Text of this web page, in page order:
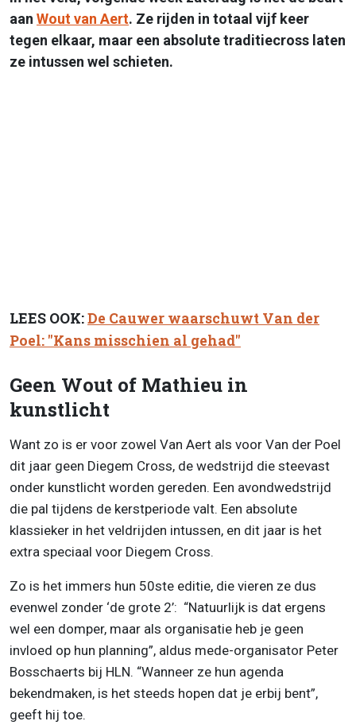
aan Wout van Aert. Ze rijden in totaal vijf keer
tegen elkaar, maar een absolute traditiecross laten
ze intussen wel schieten.
LEES OOK:De Cauwer waarschuwt Van der
Poel: "Kans misschien al gehad"
Geen Wout of Mathieu in
kunstlicht
Want zo is er voor zowel Van Aert als voor Van der Poel
dit jaar geen Diegem Cross, de wedstrijd die steevast
onder kunstlicht worden gereden. Een avondwedstrijd
die pal tijdens de kerstperiode valt. Een absolute
klassieker in het veldrijden intussen, en dit jaar is het
extra speciaal voor Diegem Cross.
Zo is het immers hun 50ste editie, die vieren ze dus
evenwel zonder ‘de grote 2’: “Natuurlijk is dat ergens
wel een domper, maar als organisatie heb je geen
invloed op hun planning”, aldus mede-organisator Peter
Bosschaerts bij HLN. “Wanneer ze hun agenda
bekendmaken, is het steeds hopen dat je erbij bent”,
geeft hij toe.